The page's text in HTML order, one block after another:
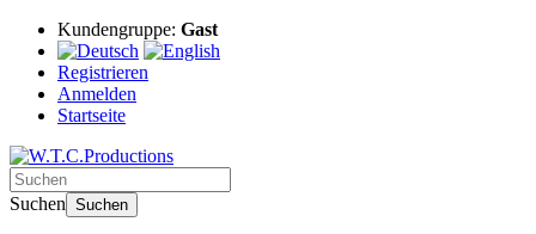
Kundengruppe: Gast
Registrieren
Anmelden
Startseite
Suchen Suchen